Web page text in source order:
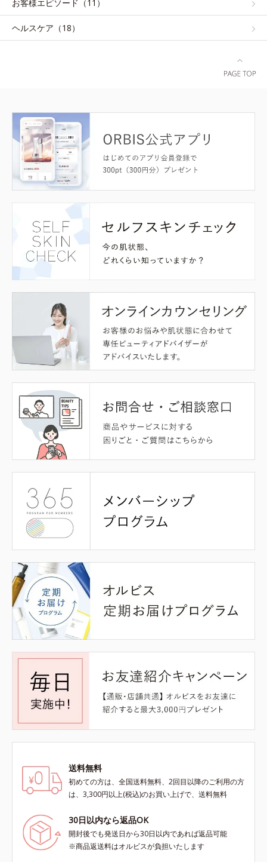
お客様エピソード（11）
ヘルスケア（18）
送料無料
初めての方は、全国送料無料、2回目以降のご利用の方
は、3,300円以上(税込)のお買い上げで、送料無料
30日以内なら返品OK
開封後でも発送日から30日以内であれば返品可能
※商品返送料はオルビスが負担いたします